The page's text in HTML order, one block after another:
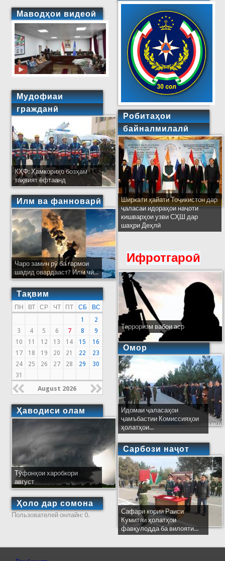
Маводҳои видеоӣ
Мудофиаи
гражданӣ
КҲФ: Ҳамкориҳо бозҳам
тақвият ёфтаанд
Илм ва фанноварӣ
Чаро замин рӯ ба гармои
шадид овардааст? Илм чӣ...
Тақвим
ПН ВТ СР ЧТ ПТ СБ
ВС
1
2
3
4 5 6 7 8
9
10
11 12 13 14 15
16
17
18 19 20 21 22
23
24
25 26 27 28 29
30
31
August 2026
Ҳаводиси олам
Тӯфонҳои харобкори
август
Ҳоло дар сомона
Пользователей онлайн: 0.
Робитаҳои
байналмилалӣ
Ширкати ҳайати Тоҷикистон дар
ҷаласаи идораҳои наҷоти
кишварҳои узви СҲШ дар
шаҳри Деҳлӣ
Ифротгароӣ
Терроризм вабои аср
Омор
Идомаи ҷаласаҳои
ҷамъбастии Комиссияҳои
ҳолатҳои...
Сарбози наҷот
Сафари кории Раиси
Кумитаи ҳолатҳои
фавқулодда ба вилояти...